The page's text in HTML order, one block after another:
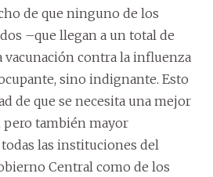
de que ninguno de los
–que llegan a un total de
vacunación contra la influenza
sino indignante. Esto
de que se necesita una mejor
pero también mayor
las instituciones del
Central como de los